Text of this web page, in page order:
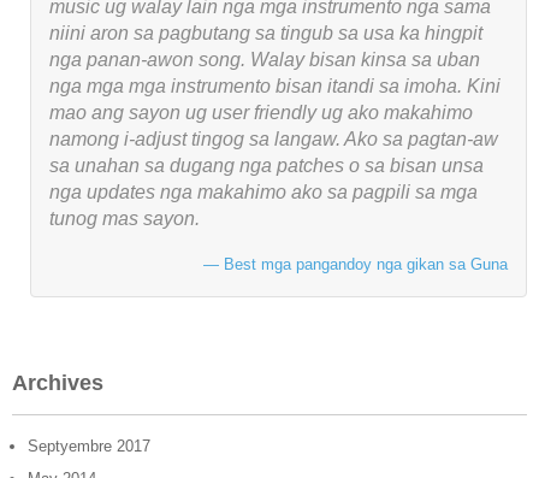
music ug walay lain nga mga instrumento nga sama
niini aron sa pagbutang sa tingub sa usa ka hingpit
nga panan-awon song. Walay bisan kinsa sa uban
nga mga mga instrumento bisan itandi sa imoha. Kini
mao ang sayon ​​ug user friendly ug ako makahimo
namong i-adjust tingog sa langaw. Ako sa pagtan-aw
sa unahan sa dugang nga patches o sa bisan unsa
nga updates nga makahimo ako sa pagpili sa mga
tunog mas sayon.
Best mga pangandoy nga gikan sa Guna
Archives
Septyembre 2017